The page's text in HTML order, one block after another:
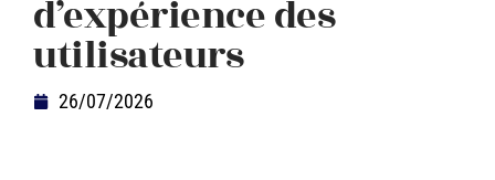
d’expérience des
utilisateurs
26/07/2026